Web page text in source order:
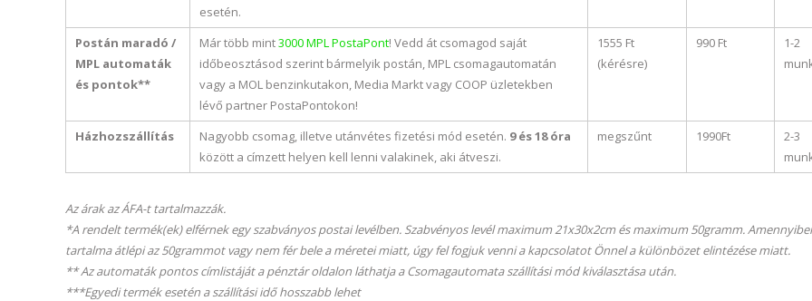
esetén.
Postán maradó /
MPL automaták
és pontok**
Már több mint3000 MPL PostaPont! Vedd át csomagod saját
időbeosztásod szerint bármelyik postán, MPL csomagautomatán
vagy a MOL benzinkutakon, Media Markt vagy COOP üzletekben
lévő partner PostaPontokon!
1555 Ft
(kérésre)
990 Ft
1-2
Házhozszállítás Nagyobb csomag, illetve utánvétes fizetési mód esetén. 9 és 18 óra
között a címzett helyen kell lenni valakinek, aki átveszi.
megszűnt 1990Ft
2-3
Az árak az ÁFA-t tartalmazzák.
*A rendelt termék(ek) elférnek egy szabványos postai levélben. Szabvényos levél maximum 21x30x2cm és maximum 50gramm.
tartalma átlépi az 50grammot vagy nem fér bele a méretei miatt, úgy fel fogjuk venni a kapcsolatot Önnel a különbözet elintézése miatt.
** Az automaták pontos címlistáját a pénztár oldalon láthatja a Csomagautomata szállítási mód kiválasztása után.
***Egyedi termék esetén a szállítási idő hosszabb lehet